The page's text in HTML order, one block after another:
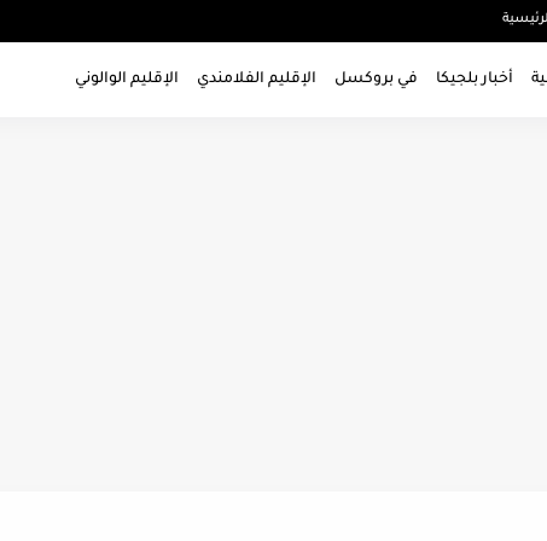
أخبار بلجيكا في بروكسل الإقليم الفلامندي الإقليم الوالوني